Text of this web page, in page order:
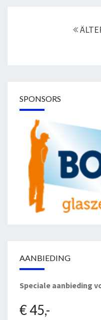
SPONSORS
AANBIEDING
Speciale aanbieding
€ 45,-